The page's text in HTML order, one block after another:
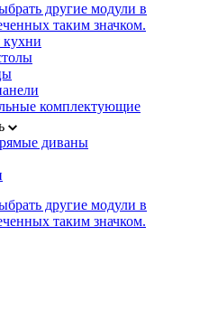
другие модули в
таким значком.
кухни
комплектующие
диваны
другие модули в
таким значком.